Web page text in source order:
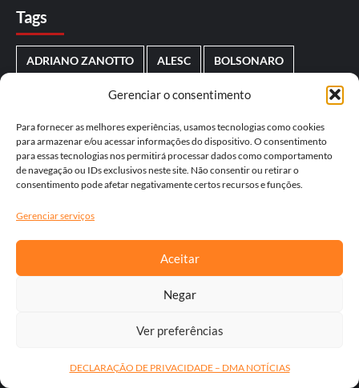
Gerenciar o consentimento
Para fornecer as melhores experiências, usamos tecnologias como cookies
para armazenar e/ou acessar informações do dispositivo. O consentimento
para essas tecnologias nos permitirá processar dados como comportamento
de navegação ou IDs exclusivos neste site. Não consentir ou retirar o
consentimento pode afetar negativamente certos recursos e funções.
Gerenciar serviços
Aceitar
Negar
Ver preferências
DECLARAÇÃO DE PRIVACIDADE – DMA NOTÍCIAS
Tags
ADRIANO ZANOTTO ALESC BOLSONARO
BRUCE RIGGENBACH COPA DO BRASIL
DERLY ANUNCIAÇÃO ELEIÇÕES
ERNESTO SÃO THIAGO FLAMENGO GRÊMIO
JB TELLES JORGINHO MELLO JUROS LULA
RAFAEL GUARNIERI
TRUMP